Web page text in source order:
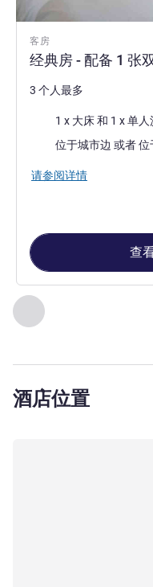
上一个 - 客房
第 页，共 , 客房
客房
经典房 - 配备 1 张
3 个人最多
床上用品
1 x 大床 和 1
位于
请参阅详情
查
酒店位置